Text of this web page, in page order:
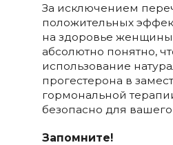
За исключением
положительных
на здоровье женщины,
абсолютно понятно,
использование
прогестерона в
гормональной
безопасно для
Запомните!